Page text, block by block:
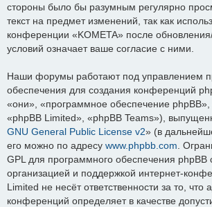
стороны было бы разумным регулярно
текст на предмет изменений, так как
конференции «KOMETA» после
условий означает ваше согласие с ними.
Наши форумы работают под управлением
обеспечения для создания конференций
«они», «программное обеспечение phpBB»,
«phpBB Limited», «phpBB Teams»),
GNU General Public License v2» (в
его можно по адресу www.phpbb.com .
GPL для программного обеспечения phpBB
организацией и поддержкой интернет-
Limited не несёт ответственности за то, что
конференций определяет в качестве